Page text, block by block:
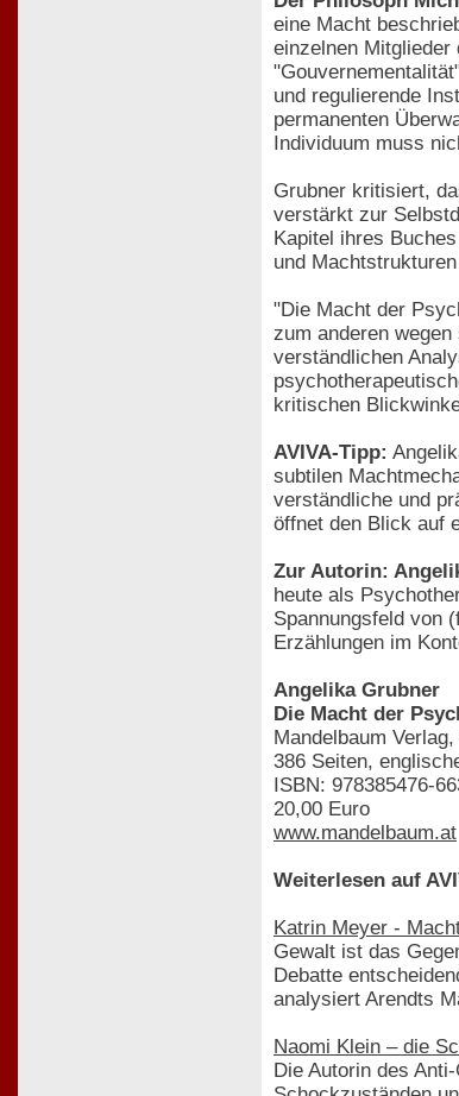
eine Macht
einzelnen
und regulierende
permanenten
Individuum muss
Grubner kritisiert,
verstärkt zur
Kapitel ihres
und
"Die Macht der
zum anderen
verständlichen
kritischen
AVIVA-Tipp:
subtilen
verständliche und
öffnet den Blick auf
Zur Autorin:
heute als
Spannungsfeld von
Erzählungen im
Angelika Grubner
Die Macht der
Mandelbaum
386 Seiten,
ISBN: 978385476-
20,00 Euro
www.mandelbaum.at
Weiterlesen auf
Katrin Meyer -
Gewalt ist das
Debatte
analysiert Arendts
Naomi Klein – die
Die Autorin des